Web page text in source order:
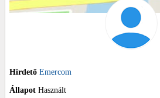
Hirdető Emercom
Állapot Használt